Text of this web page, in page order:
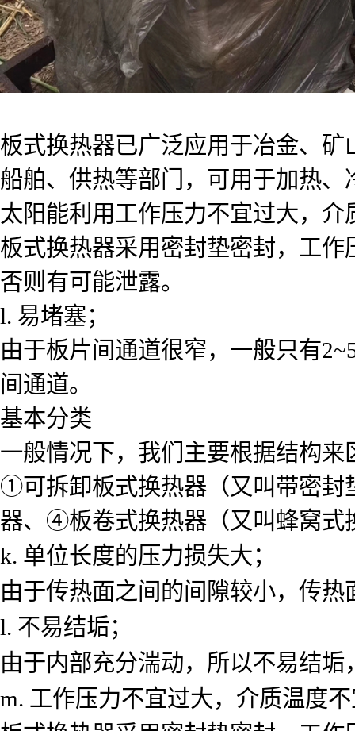
板式换热器已广泛应用于冶金、
船舶、供热等部门，可用于加热
太阳能利用 工作压力不宜过大，
板式换热器采用密封垫密封，工
否则有可能泄露。
l. 易堵塞；
由于板片间通道很窄，一般只有
间通道。
基本分类
一般情况下，我们主要根据结构
①可拆卸板式换热器（又叫带密
器、④板卷式换热器（又叫蜂窝式
k. 单位长度的压力损失大；
由于传热面之间的间隙较小，传
l. 不易结垢；
由于内部充分湍动，所以不易结
m. 工作压力不宜过大，介质温度